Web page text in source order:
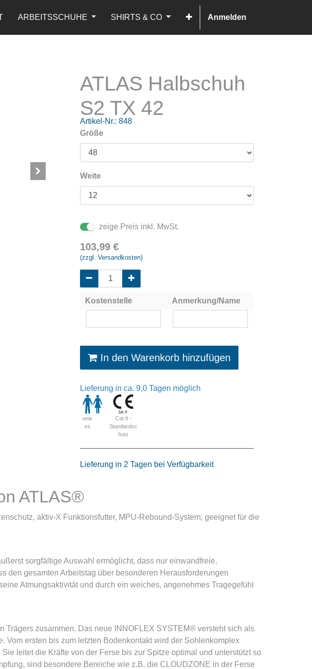
ARBEITSSCHUHE SHIRTS & CO Anmelden
ATLAS Halbschuh
S2 TX 42
Artikel-Nr.: 848
Größe
Weite
zeige Preis inkl. MwSt.
103,99 €
(zzgl. Versandkosten)
Kostenstelle Anmerkung/Name
In den Warenkorb hinzufügen
Lieferung in ca. 9,0 Tagen möglich
unis
ex
Cat II -
Standardsc
hutz
Lieferung in 2 Tagen bei Verfügbarkeit
ATLAS®
aktiv-X Funktionsfutter, MPU-Rebound-System, geeignet für die
sorgfältige Auswahl ermöglicht, dass nur einwandfreie,
den gesamten Arbeitstag über besonderen Herausforderungen
Atmungsaktivität und durch ein weiches, angenehmes Tragegefühl
zusammen. Das neue INNOFLEX SYSTEM® versteht sich als
ersten bis zum letzten Bodenkontakt wird der Sohlenkomplex
leitet die Kräfte von der Ferse bis zur Spitze optimal und unterstützt so
sind besondere Bereiche wie z.B. die CLOUDZONE in der Ferse